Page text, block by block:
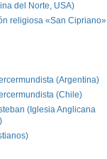
del Norte, USA)
religiosa «San Cipriano»
(Argentina)
(Chile)
(Iglesia Anglicana